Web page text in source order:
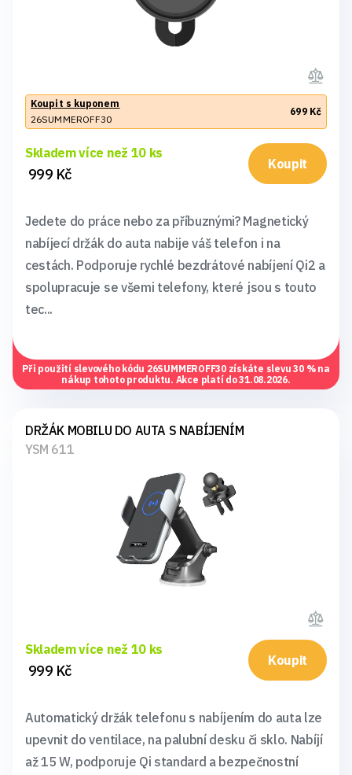
Koupit s kuponem
26SUMMEROFF30
699 Kč
Skladem více než 10 ks
999 Kč
Koupit
Jedete do práce nebo za příbuznými? Magnetický
nabíjecí držák do auta nabije váš telefon i na
cestách. Podporuje rychlé bezdrátové nabíjení Qi2 a
spolupracuje se všemi telefony, které jsou s touto
tec...
Při použití slevového kódu 26SUMMEROFF30 získáte slevu 30 % na
nákup tohoto produktu. Akce platí do 31.08.2026.
DRŽÁK MOBILU DO AUTA S NABÍJENÍM
YSM 611
Skladem více než 10 ks
999 Kč
Koupit
Automatický držák telefonu s nabíjením do auta lze
upevnit do ventilace, na palubní desku či sklo. Nabíjí
až 15 W, podporuje Qi standard a bezpečnostní